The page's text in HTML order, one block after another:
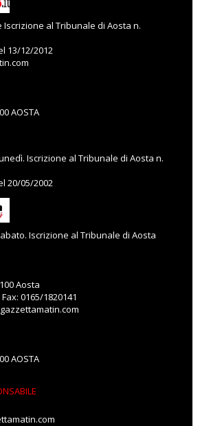
al Tribunale di Aosta n.
13/12/2012
AOSTA
Iscrizione al Tribunale di Aosta n.
20/05/2002
Iscrizione al Tribunale di Aosta
Aosta
0165/1820141
AOSTA